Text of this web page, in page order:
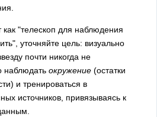
как "телескоп для наблюдения
уточняйте цель: визуально
почти никогда не
наблюдать окружение(остатки
и тренироваться в
источников, привязываясь к